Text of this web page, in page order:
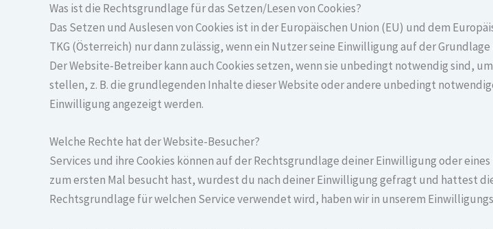
Was ist die Rechtsgrundlage für das Setzen/Lesen von Cookies?
Das Setzen und Auslesen von Cookies ist in der Europäischen Union (EU) und dem
TKG (Österreich) nur dann zulässig, wenn ein Nutzer seine Einwilligung auf der
Der Website-Betreiber kann auch Cookies setzen, wenn sie unbedingt notwendig sind,
stellen, z. B. die grundlegenden Inhalte dieser Website oder andere unbedingt
Einwilligung angezeigt werden.
Welche Rechte hat der Website-Besucher?
Services und ihre Cookies können auf der Rechtsgrundlage deiner Einwilligung oder
zum ersten Mal besucht hast, wurdest du nach deiner Einwilligung gefragt und hattest
Rechtsgrundlage für welchen Service verwendet wird, haben wir in unserem